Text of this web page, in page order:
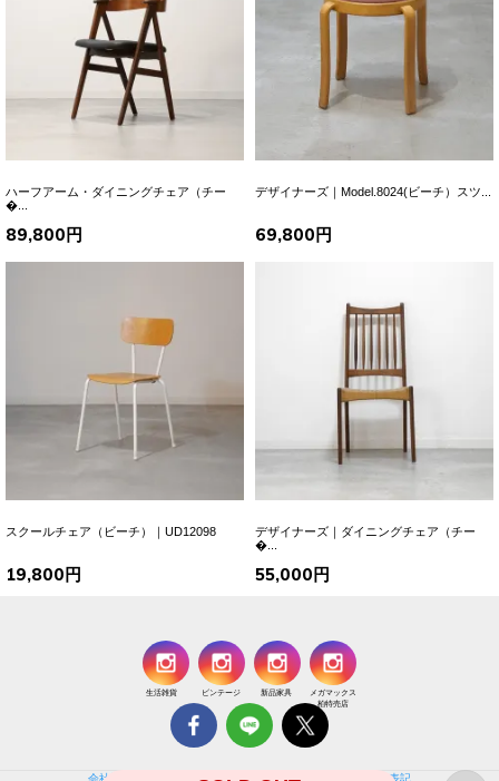
ハーフアーム・ダイニングチェア（チー
�...
89,800円
デザイナーズ｜Model.8024(ビーチ）スツ...
69,800円
スクールチェア（ビーチ）｜UD12098
19,800円
デザイナーズ｜ダイニングチェア（チー
�...
55,000円
生活雑貨 ビンテージ 新品家具
メガマックス
柏特売店
会社概要 個人情報保護方針 特定商取引法に基づく通販の表記